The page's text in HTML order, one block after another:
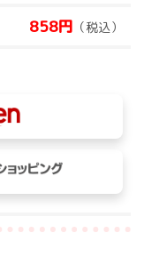
858円 （税込）